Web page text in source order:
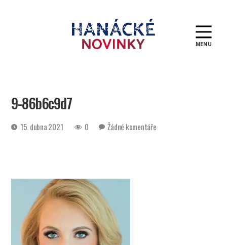
MENU
9-86b6c9d7
Datum15. dubna 2021 0 Žádné komentářeu